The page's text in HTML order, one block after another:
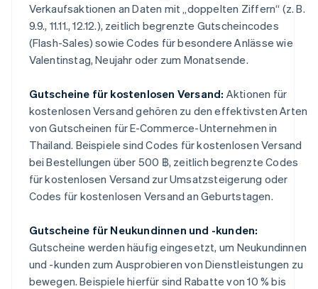
Verkaufsaktionen an Daten mit „doppelten Ziffern“ (z. B.
9.9., 11.11., 12.12.), zeitlich begrenzte Gutscheincodes
(Flash-Sales) sowie Codes für besondere Anlässe wie
Valentinstag, Neujahr oder zum Monatsende.
Gutscheine für kostenlosen Versand: Aktionen für
kostenlosen Versand gehören zu den effektivsten Arten
von Gutscheinen für E-Commerce-Unternehmen in
Thailand. Beispiele sind Codes für kostenlosen Versand
bei Bestellungen über 500 ฿, zeitlich begrenzte Codes
für kostenlosen Versand zur Umsatzsteigerung oder
Codes für kostenlosen Versand an Geburtstagen.
Gutscheine für Neukundinnen und -kunden:
Gutscheine werden häufig eingesetzt, um Neukundinnen
und -kunden zum Ausprobieren von Dienstleistungen zu
bewegen. Beispiele hierfür sind Rabatte von 10 % bis